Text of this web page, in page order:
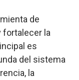
de
fortalecer la
es
del sistema
la